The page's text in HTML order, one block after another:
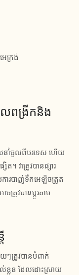
េក្រង់
លពង្រីកនិង
នាំចូលពីបរទេស ហើយ
។ វា​ត្រូវ​បាន​ផ្សារ
ការ​បាញ់​ទឹក​អេឡិចត្រូត
រូវបានប្ដូរតាម
ត្រូវបានបំពាក់
ល់ខ្លួន ដែលដោះស្រាយ